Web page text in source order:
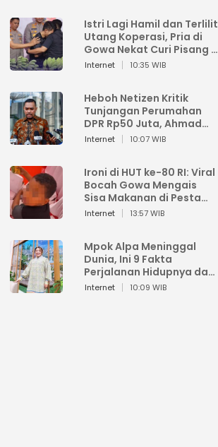
Istri Lagi Hamil dan Terlilit
Utang Koperasi, Pria di
Gowa Nekat Curi Pisang 4
Tandan Milik Tetangga,
Internet 10:35 WIB
Heboh Netizen Kritik
Tunjangan Perumahan
DPR Rp50 Juta, Ahmad
Sahroni: Enggak Senang
Internet 10:07 WIB
Ironi di HUT ke-80 RI: Viral
Bocah Gowa Mengais
Sisa Makanan di Pesta
Kemerdekaan
Internet 13:57 WIB
Mpok Alpa Meninggal
Dunia, Ini 9 Fakta
Perjalanan Hidupnya dari
Viral hingga Puncak
Internet 10:09 WIB